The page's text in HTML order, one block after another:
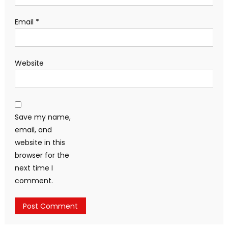
Email *
Website
Save my name,
email, and
website in this
browser for the
next time I
comment.